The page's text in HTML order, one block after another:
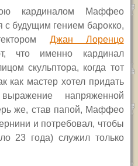
кардиналом Маффео
с будущим гением барокко,
Джан Лоренцо
что именно кардинал
скульптора, когда тот
как мастер хотел придать
напряженной
же, став папой, Маффео
и потребовал, чтобы
23 года) служил только